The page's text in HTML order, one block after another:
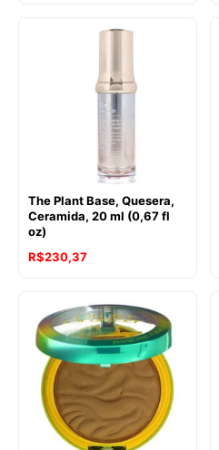
The Plant Base, Quesera,
Ceramida, 20 ml (0,67 fl
oz)
R$230,37